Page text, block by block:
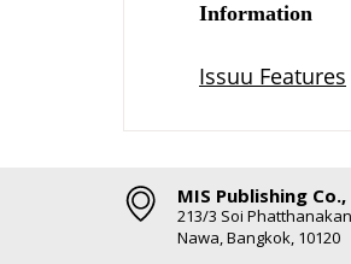
MIS Publishing
213/3 Soi
Nawa, Bangkok, 10120